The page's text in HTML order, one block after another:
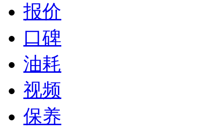
报价
口碑
油耗
视频
保养